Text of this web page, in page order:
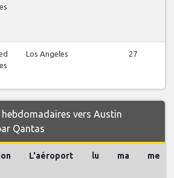
Los Angeles 27
vers Austin
Qantas
L'aéroport lu ma me